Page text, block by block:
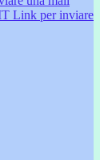
Link per inviare